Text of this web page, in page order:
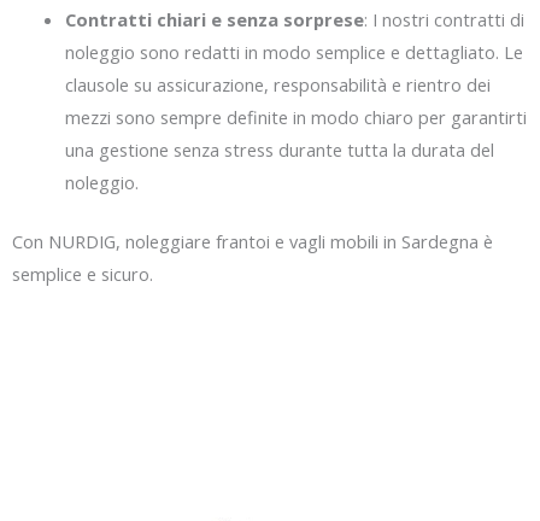
Contratti chiari e senza sorprese: I nostri contratti di
noleggio sono redatti in modo semplice e dettagliato. Le
clausole su assicurazione, responsabilità e rientro dei
mezzi sono sempre definite in modo chiaro per garantirti
una gestione senza stress durante tutta la durata del
noleggio.
Con NURDIG, noleggiare frantoi e vagli mobili in Sardegna è
semplice e sicuro.